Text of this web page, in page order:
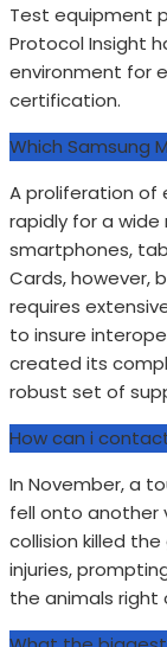
Test equipment
Protocol Insight
environment for
certification.
Which Samsung
A proliferation of
rapidly for a
smartphones,
Cards, however,
requires
to insure
created its
robust set of
How can i
In November, a
fell onto another
collision killed
injuries,
the animals right